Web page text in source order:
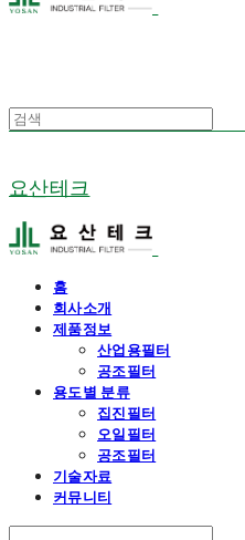
요산테크
홈
회사소개
제품정보
산업용필터
공조필터
용도별 분류
집진필터
오일필터
공조필터
기술자료
커뮤니티